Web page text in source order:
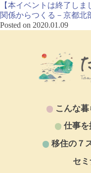
【本イベントは終了し
関係からつくる－京都北
Posted on 2020.01.09
こんな暮
仕事を
移住の７
セ